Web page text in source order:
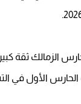
الزمالك ثقة
الأول في